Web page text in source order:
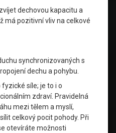
dechovou kapacitu a
má pozitivní vliv na celkové
synchronizovaných s
dechu a pohybu.
síle; je to i o
zdraví. Pravidelná
mezi tělem a myslí,
celkový pocit pohody. Při
otevíráte možnosti